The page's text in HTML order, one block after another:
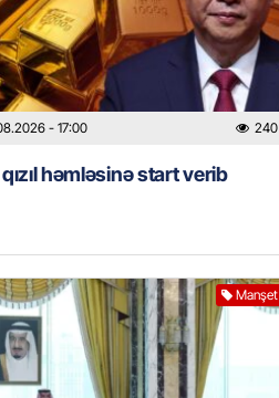
- 17:00 240
həmləsinə start verib
Manşet